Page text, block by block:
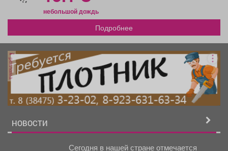
небольшой дождь
Подробнее
реклама
НОВОСТИ
Сегодня в нашей стране отмечается